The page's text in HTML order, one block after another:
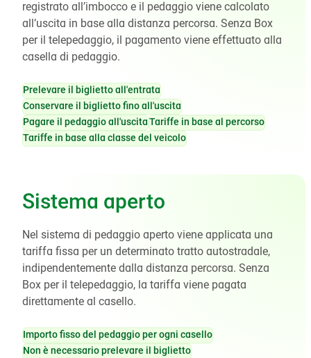
registrato all’imbocco e il pedaggio viene calcolato
all’uscita in base alla distanza percorsa. Senza Box
per il telepedaggio, il pagamento viene effettuato alla
casella di pedaggio.
Prelevare il biglietto all'entrata
Conservare il biglietto fino all'uscita
Pagare il pedaggio all'uscita Tariffe in base al percorso
Tariffe in base alla classe del veicolo
Sistema aperto
Nel sistema di pedaggio aperto viene applicata una
tariffa fissa per un determinato tratto autostradale,
indipendentemente dalla distanza percorsa. Senza
Box per il telepedaggio, la tariffa viene pagata
direttamente al casello.
Importo fisso del pedaggio per ogni casello
Non è necessario prelevare il biglietto